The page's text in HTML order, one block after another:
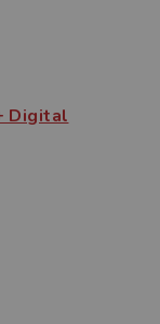
Digital